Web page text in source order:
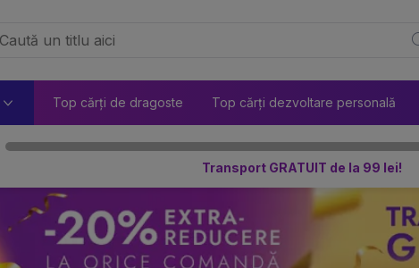
Top cărți de dragoste Top cărți dezvoltare personală
Transport GRATUIT de la 99 lei!